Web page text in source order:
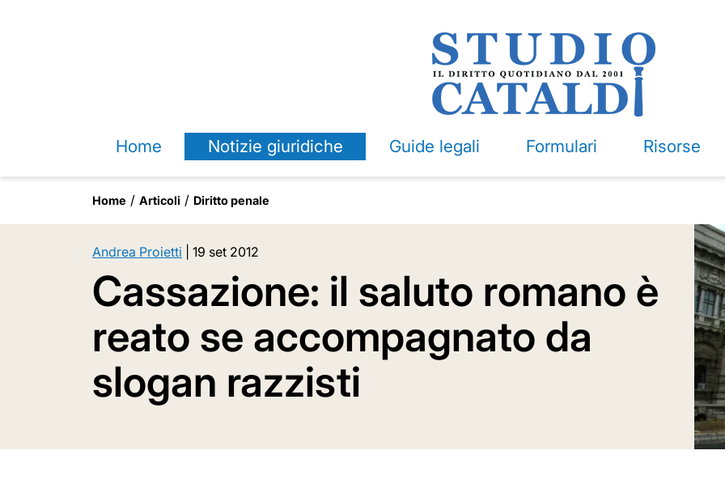
Home Notizie giuridiche Guide legali Formulari Risorse
Home Articoli Diritto penale
Andrea Proietti 19 set 2012
Cassazione: il saluto romano è
reato se accompagnato da
slogan razzisti